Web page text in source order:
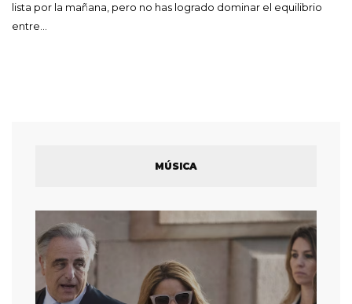
lista por la mañana, pero no has logrado dominar el equilibrio
entre…
MÚSICA